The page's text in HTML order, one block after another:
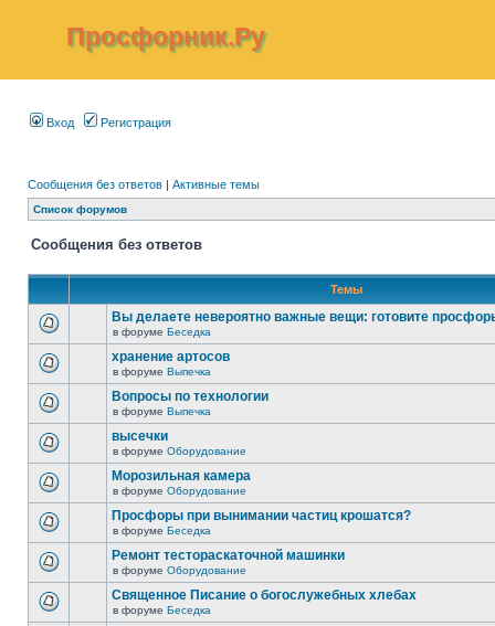
Просфорник.Ру
Вход Регистрация
Сообщения без ответов | Активные темы
Список форумов
Сообщения без ответов
Темы
Вы делаете невероятно важные вещи: готовите
в форуме Беседка
хранение артосов
в форуме Выпечка
Вопросы по технологии
в форуме Выпечка
высечки
в форуме Оборудование
Морозильная камера
в форуме Оборудование
Просфоры при вынимании частиц крошатся?
в форуме Беседка
Ремонт тестораскаточной машинки
в форуме Оборудование
Священное Писание о богослужебных хлебах
в форуме Беседка